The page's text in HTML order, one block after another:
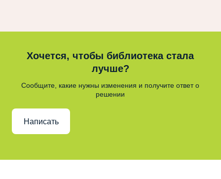
Хочется, чтобы библиотека стала
лучше?
Сообщите, какие нужны изменения и получите ответ о
решении
Написать